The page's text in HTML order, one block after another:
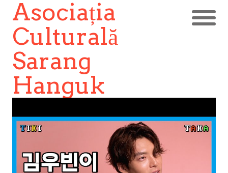
Asociația
Culturală
Sarang
Hanguk